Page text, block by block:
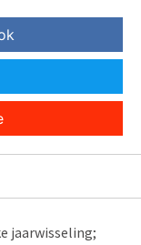
jaarwisseling;